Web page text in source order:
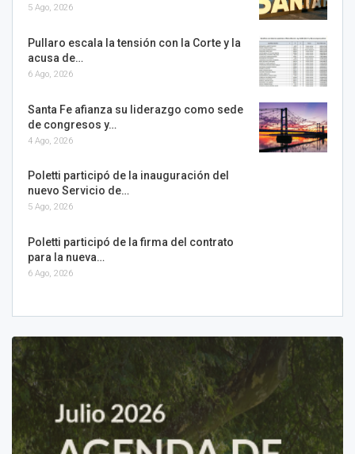
5 Ago, 2026
Pullaro escala la tensión con la Corte y la
acusa de…
6 Ago, 2026
Santa Fe afianza su liderazgo como sede
de congresos y…
4 Ago, 2026
Poletti participó de la inauguración del
nuevo Servicio de…
5 Ago, 2026
Poletti participó de la firma del contrato
para la nueva…
6 Ago, 2026